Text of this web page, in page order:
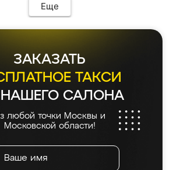
Еще
ЗАКАЗАТЬ
ТАКСИ
САЛОНА
любой точки Москвы и
Московской области!